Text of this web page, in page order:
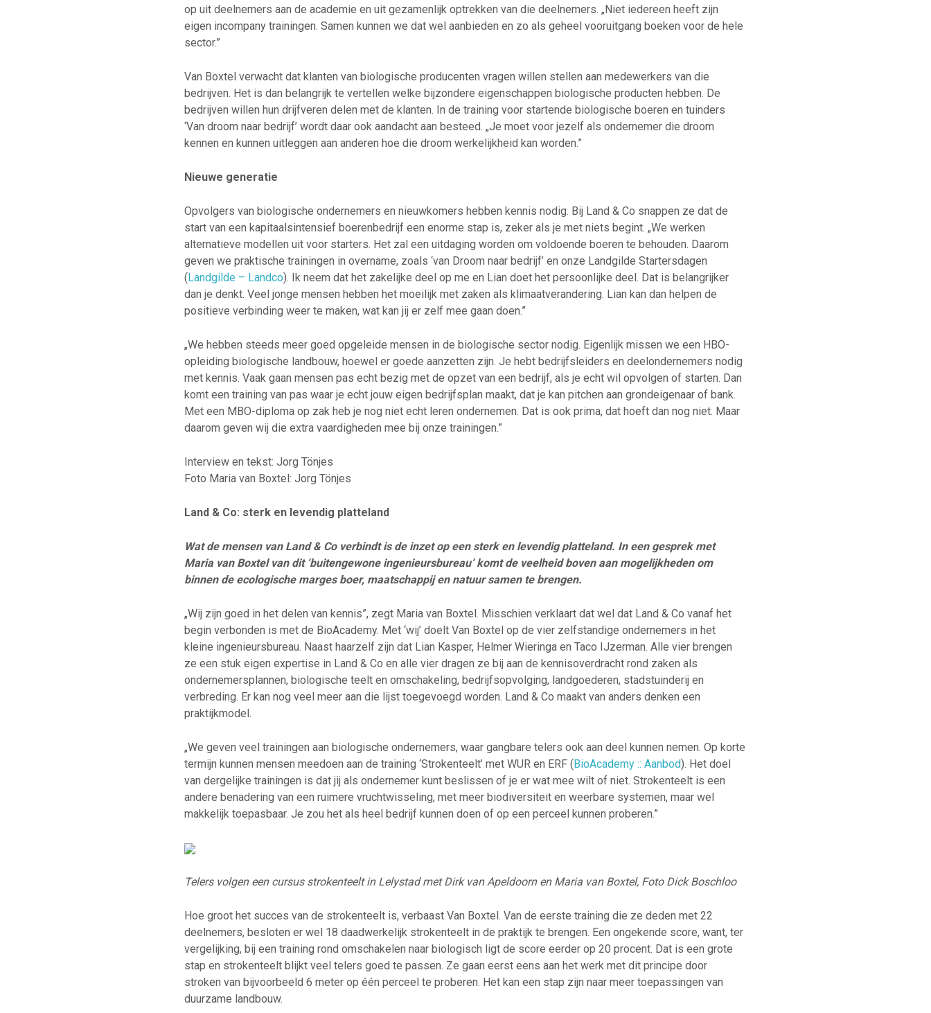
op uit deelnemers aan de academie en uit gezamenlijk optrekken van die deelnemers. „Niet iedereen heeft zijn
eigen incompany trainingen. Samen kunnen we dat wel aanbieden en zo als geheel vooruitgang boeken voor de hele
sector.”
Van Boxtel verwacht dat klanten van biologische producenten vragen willen stellen aan medewerkers van die
bedrijven. Het is dan belangrijk te vertellen welke bijzondere eigenschappen biologische producten hebben. De
bedrijven willen hun drijfveren delen met de klanten. In de training voor startende biologische boeren en tuinders
‘Van droom naar bedrijf’ wordt daar ook aandacht aan besteed. „Je moet voor jezelf als ondernemer die droom
kennen en kunnen uitleggen aan anderen hoe die droom werkelijkheid kan worden.”
Nieuwe generatie
Opvolgers van biologische ondernemers en nieuwkomers hebben kennis nodig. Bij Land & Co snappen ze dat de
start van een kapitaalsintensief boerenbedrijf een enorme stap is, zeker als je met niets begint. „We werken
alternatieve modellen uit voor starters. Het zal een uitdaging worden om voldoende boeren te behouden. Daarom
geven we praktische trainingen in overname, zoals ‘van Droom naar bedrijf’ en onze Landgilde Startersdagen
(Landgilde – Landco). Ik neem dat het zakelijke deel op me en Lian doet het persoonlijke deel. Dat is belangrijker
dan je denkt. Veel jonge mensen hebben het moeilijk met zaken als klimaatverandering. Lian kan dan helpen de
positieve verbinding weer te maken, wat kan jij er zelf mee gaan doen.”
„We hebben steeds meer goed opgeleide mensen in de biologische sector nodig. Eigenlijk missen we een HBO-
opleiding biologische landbouw, hoewel er goede aanzetten zijn. Je hebt bedrijfsleiders en deelondernemers nodig
met kennis. Vaak gaan mensen pas echt bezig met de opzet van een bedrijf, als je echt wil opvolgen of starten. Dan
komt een training van pas waar je echt jouw eigen bedrijfsplan maakt, dat je kan pitchen aan grondeigenaar of bank.
Met een MBO-diploma op zak heb je nog niet echt leren ondernemen. Dat is ook prima, dat hoeft dan nog niet. Maar
daarom geven wij die extra vaardigheden mee bij onze trainingen.”
Interview en tekst: Jorg Tönjes
Foto Maria van Boxtel: Jorg Tönjes
Land & Co: sterk en levendig platteland
Wat de mensen van Land & Co verbindt is de inzet op een sterk en levendig platteland. In een gesprek met
Maria van Boxtel van dit ‘buitengewone ingenieursbureau’ komt de veelheid boven aan mogelijkheden om
binnen de ecologische marges boer, maatschappij en natuur samen te brengen.
„Wij zijn goed in het delen van kennis”, zegt Maria van Boxtel. Misschien verklaart dat wel dat Land & Co vanaf het
begin verbonden is met de BioAcademy. Met ‘wij’ doelt Van Boxtel op de vier zelfstandige ondernemers in het
kleine ingenieursbureau. Naast haarzelf zijn dat Lian Kasper, Helmer Wieringa en Taco IJzerman. Alle vier brengen
ze een stuk eigen expertise in Land & Co en alle vier dragen ze bij aan de kennisoverdracht rond zaken als
ondernemersplannen, biologische teelt en omschakeling, bedrijfsopvolging, landgoederen, stadstuinderij en
verbreding. Er kan nog veel meer aan die lijst toegevoegd worden. Land & Co maakt van anders denken een
praktijkmodel.
„We geven veel trainingen aan biologische ondernemers, waar gangbare telers ook aan deel kunnen nemen. Op korte
termijn kunnen mensen meedoen aan de training ‘Strokenteelt’ met WUR en ERF (BioAcademy :: Aanbod). Het doel
van dergelijke trainingen is dat jij als ondernemer kunt beslissen of je er wat mee wilt of niet. Strokenteelt is een
andere benadering van een ruimere vruchtwisseling, met meer biodiversiteit en weerbare systemen, maar wel
makkelijk toepasbaar. Je zou het als heel bedrijf kunnen doen of op een perceel kunnen proberen.”
Telers volgen een cursus strokenteelt in Lelystad met Dirk van Apeldoorn en Maria van Boxtel, Foto Dick Boschloo
Hoe groot het succes van de strokenteelt is, verbaast Van Boxtel. Van de eerste training die ze deden met 22
deelnemers, besloten er wel 18 daadwerkelijk strokenteelt in de praktijk te brengen. Een ongekende score, want, ter
vergelijking, bij een training rond omschakelen naar biologisch ligt de score eerder op 20 procent. Dat is een grote
stap en strokenteelt blijkt veel telers goed te passen. Ze gaan eerst eens aan het werk met dit principe door
stroken van bijvoorbeeld 6 meter op één perceel te proberen. Het kan een stap zijn naar meer toepassingen van
duurzame landbouw.